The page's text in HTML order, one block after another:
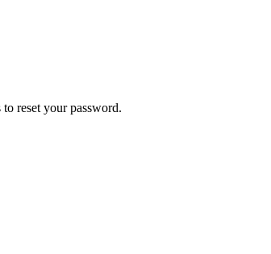
to reset your password.